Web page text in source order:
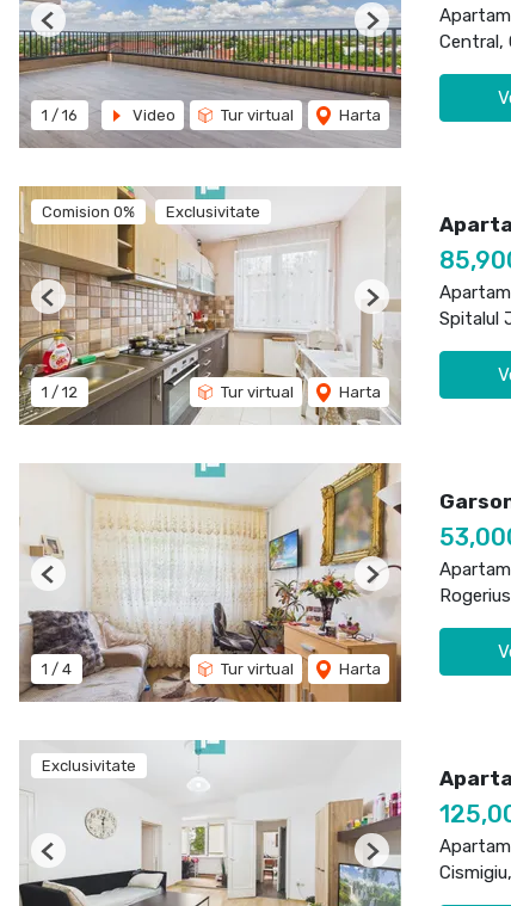
1 / 16 Video Tur virtual Harta
Previous Next
Central,
Comision 0% Exclusivitate
1 / 12 Tur virtual Harta
Previous Next
Spitalul
1 / 4 Tur virtual Harta
Previous Next
Exclusivitate
Previous Next